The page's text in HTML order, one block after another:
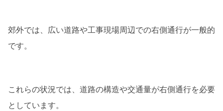
郊外では、広い道路や工事現場周辺での右側通行が一般的
です。
これらの状況では、道路の構造や交通量が右側通行を必要
としています。